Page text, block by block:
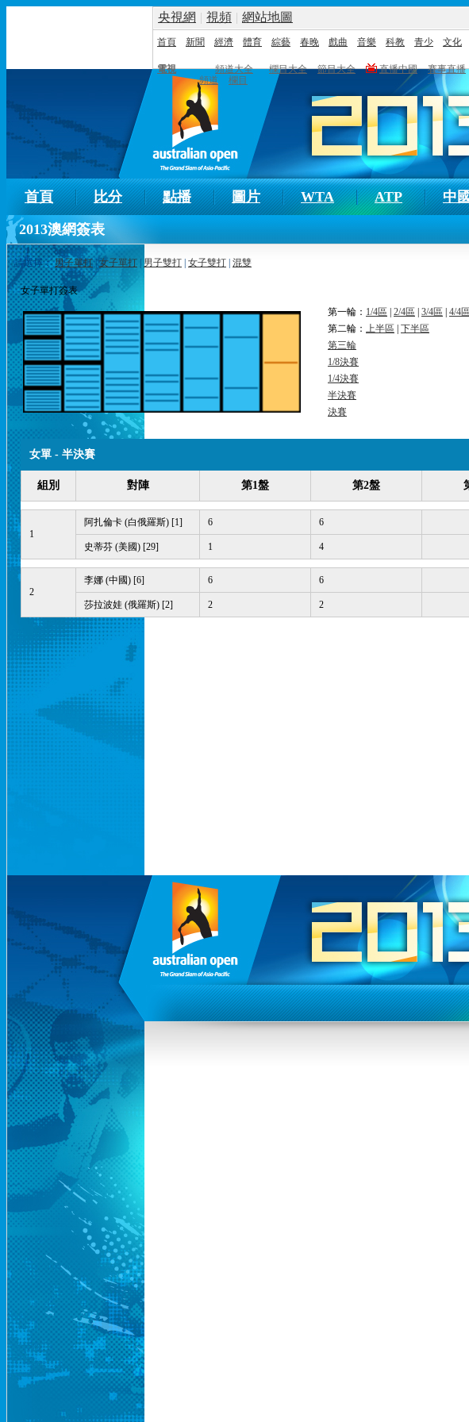
央視網 | 視頻 | 網站地圖
首頁 新聞 經濟 體育 綜藝 春晚 戲曲 音樂 科教 青少 文化
電視 頻道大全 欄目大全 節目大全 直播中國 賽事直播
頻道
欄目
首頁 比分 點播 圖片 WTA ATP 中
2013澳網簽表
請選擇：男子單打|女子單打 男子雙打 女子雙打 混雙